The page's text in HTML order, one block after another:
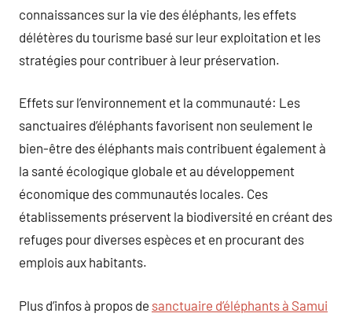
connaissances sur la vie des éléphants, les effets
délétères du tourisme basé sur leur exploitation et les
stratégies pour contribuer à leur préservation.
Effets sur l’environnement et la communauté: Les
sanctuaires d’éléphants favorisent non seulement le
bien-être des éléphants mais contribuent également à
la santé écologique globale et au développement
économique des communautés locales. Ces
établissements préservent la biodiversité en créant des
refuges pour diverses espèces et en procurant des
emplois aux habitants.
Plus d’infos à propos de sanctuaire d’éléphants à Samui